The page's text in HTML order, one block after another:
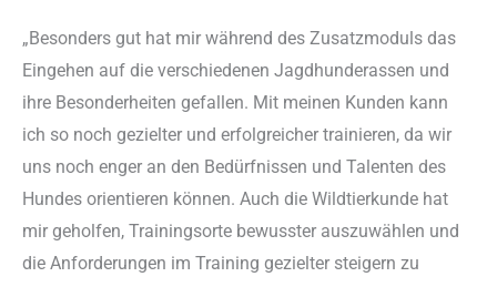
„Besonders gut hat mir während des Zusatzmoduls das
Eingehen auf die verschiedenen Jagdhunderassen und
ihre Besonderheiten gefallen. Mit meinen Kunden kann
ich so noch gezielter und erfolgreicher trainieren, da wir
uns noch enger an den Bedürfnissen und Talenten des
Hundes orientieren können. Auch die Wildtierkunde hat
mir geholfen, Trainingsorte bewusster auszuwählen und
die Anforderungen im Training gezielter steigern zu